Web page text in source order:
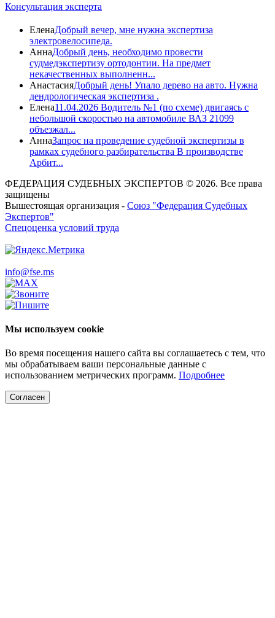
Консультация эксперта
ЕленаДобрый вечер, мне нужна экспертиза
электровелосипеда.
АннаДобрый день, необходимо провести
судмедэкспертизу ортодонтии. На предмет
некачественных выполненн...
АнастасияДобрый день! Упало дерево на авто. Нужна
дендрологическая экспертиза .
Елена11.04.2026 Водитель №1 (по схеме) двигаясь с
небольшой скоростью на автомобиле ВАЗ 21099
объезжал...
АннаЗапрос на проведение судебной экспертизы в
рамках судебного разбирательства В производстве
Арбит...
ФЕДЕРАЦИЯ СУДЕБНЫХ ЭКСПЕРТОВ © 2026. Все права
защищены
Вышестоящая организация - Союз "Федерация Судебных
Экспертов"
Спецоценка условий труда
info@fse.ms
Мы используем cookie
Во время посещения нашего сайта вы соглашаетесь с тем, что
мы обрабатываем ваши персональные данные с
использованием метрических программ. Подробнее
Согласен